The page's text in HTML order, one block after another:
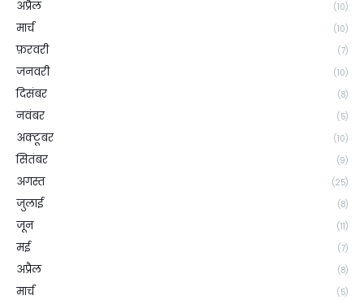
अप्रैल (10)
मार्च (10)
फ़रवरी (7)
जनवरी (10)
दिसंबर (8)
नवंबर (5)
अक्टूबर (10)
सितंबर (9)
अगस्त (25)
जुलाई (8)
जून (11)
मई (7)
अप्रैल (8)
मार्च (5)